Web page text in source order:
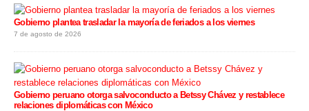
Gobierno plantea trasladar la mayoría de feriados a los viernes
7 de agosto de 2026
Gobierno peruano otorga salvoconducto a Betssy Chávez y restablece
relaciones diplomáticas con México